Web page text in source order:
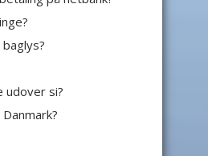
udover si?